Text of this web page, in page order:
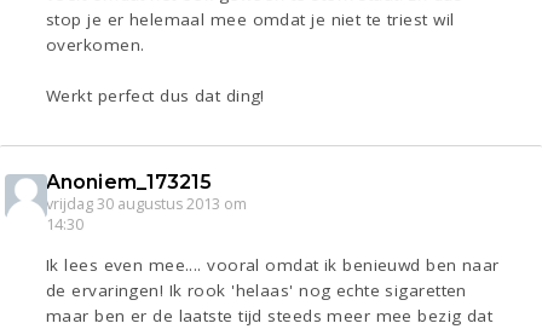
stop je er helemaal mee omdat je niet te triest wil
overkomen.
Werkt perfect dus dat ding!
Anoniem_173215
vrijdag 30 augustus 2013 om
14:30
Ik lees even mee.... vooral omdat ik benieuwd ben naar
de ervaringen! Ik rook 'helaas' nog echte sigaretten
maar ben er de laatste tijd steeds meer mee bezig dat